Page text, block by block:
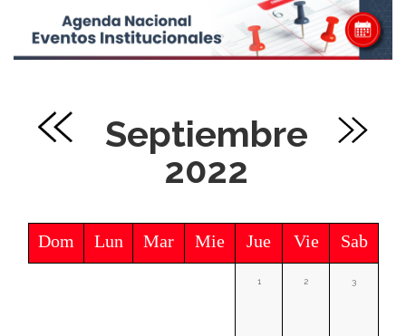
Septiembre
2022
Dom Lun Mar Mie Jue Vie Sab
1 2 3